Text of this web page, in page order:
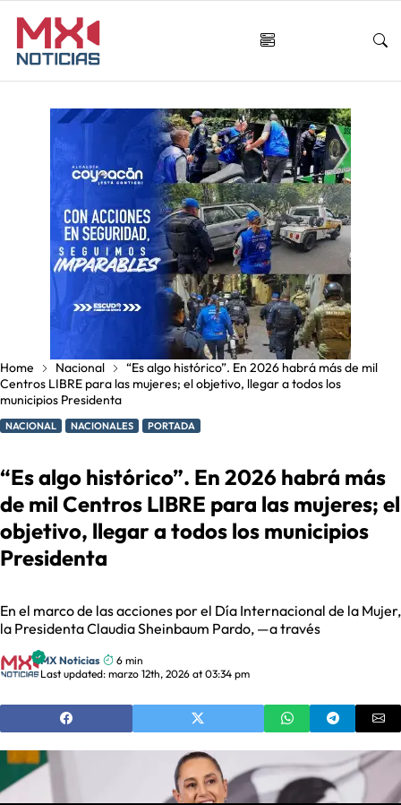
Home Nacional
“Es algo histórico”. En 2026 habrá más de mil
Centros LIBRE para las mujeres; el objetivo, llegar a todos los
municipios Presidenta
NACIONAL NACIONALES PORTADA
“Es algo histórico”. En 2026 habrá más
de mil Centros LIBRE para las mujeres; el
objetivo, llegar a todos los municipios
Presidenta
En el marco de las acciones por el Día Internacional de la Mujer,
la Presidenta Claudia Sheinbaum Pardo, —a través
MX Noticias
6 min
Last updated: marzo 12th, 2026 at 03:34 pm